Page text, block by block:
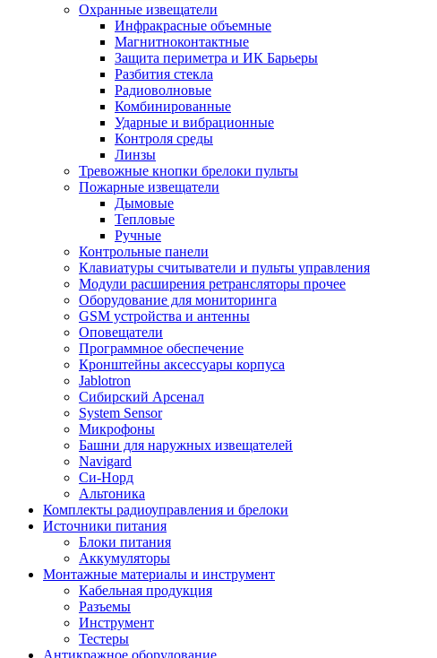
Охранные извещатели
Инфракрасные объемные
Магнитноконтактные
Защита периметра и ИК Барьеры
Разбития стекла
Радиоволновые
Комбинированные
Ударные и вибрационные
Контроля среды
Линзы
Тревожные кнопки брелоки пульты
Пожарные извещатели
Дымовые
Тепловые
Ручные
Контрольные панели
Клавиатуры считыватели и пульты управления
Модули расширения ретрансляторы прочее
Оборудование для мониторинга
GSM устройства и антенны
Оповещатели
Программное обеспечение
Кронштейны аксессуары корпуса
Jablotron
Сибирский Арсенал
System Sensor
Микрофоны
Башни для наружных извещателей
Navigard
Си-Норд
Альтоника
Комплекты радиоуправления и брелоки
Источники питания
Блоки питания
Аккумуляторы
Монтажные материалы и инструмент
Кабельная продукция
Разъемы
Инструмент
Тестеры
Антикражное оборудование